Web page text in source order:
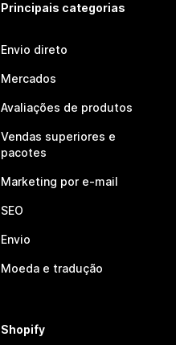
Principais categorias
Envio direto
Mercados
Avaliações de produtos
Vendas superiores e
pacotes
Marketing por e-mail
SEO
Envio
Moeda e tradução
Shopify